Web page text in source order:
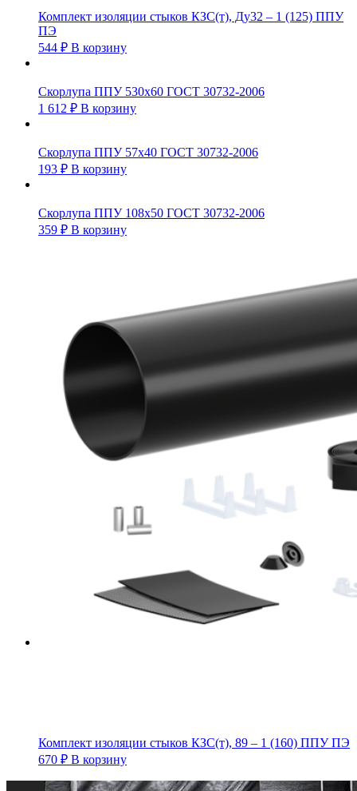
Комплект изоляции стыков КЗС(т), Ду32 – 1 (125) ППУ
ПЭ
544 ₽ В корзину
Скорлупа ППУ 530х60 ГОСТ 30732-2006
1 612 ₽ В корзину
Скорлупа ППУ 57х40 ГОСТ 30732-2006
193 ₽ В корзину
Скорлупа ППУ 108х50 ГОСТ 30732-2006
359 ₽ В корзину
Комплект изоляции стыков КЗС(т), 89 – 1 (160) ППУ ПЭ
670 ₽ В корзину